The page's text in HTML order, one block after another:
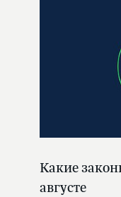
Какие
августе